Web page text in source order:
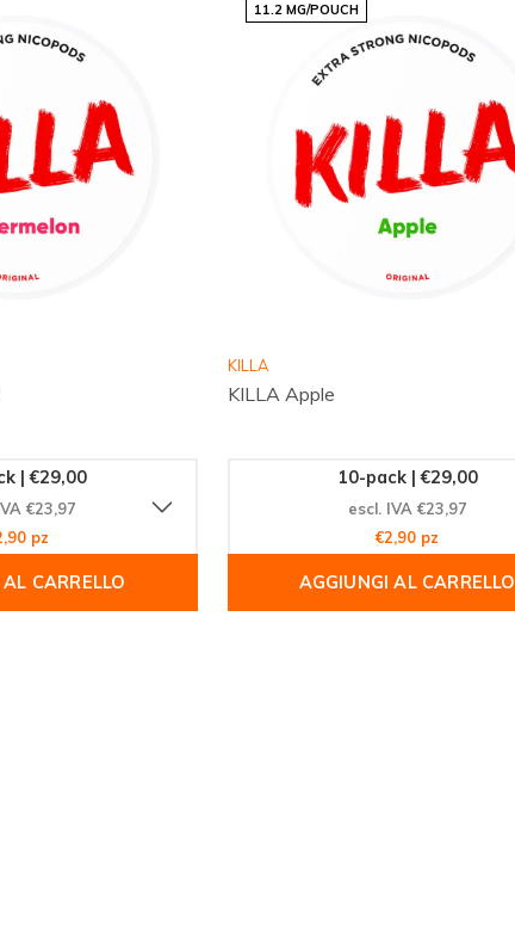
trasparente e
e a un
semplice e
un consumo
Blueberry Ice
e le
ricevi velocemente i
| €29,00
€23,97
pz
CARRELLO
11.2 MG/POUCH
KILLA
KILLA Apple
10-pack | €29,00
escl. IVA €23,97
€2,90 pz
AGGIUNGI AL CARRELLO